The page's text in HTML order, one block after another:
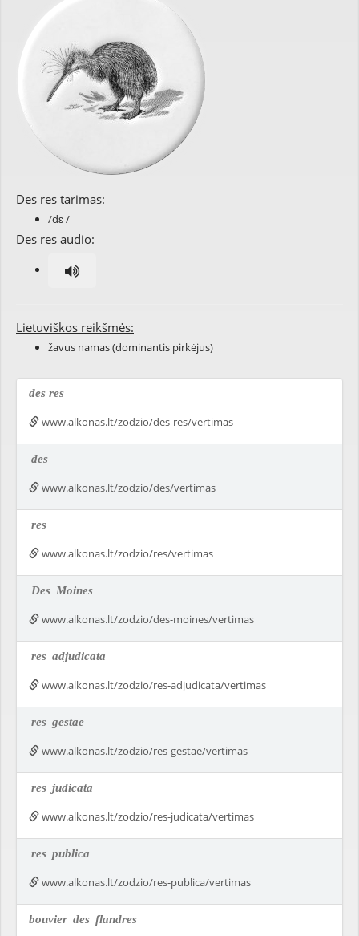
Des res tarimas:
/dɛ /
Des res audio:
Lietuviškos reikšmės:
žavus namas (dominantis pirkėjus)
des res
www.alkonas.lt/zodzio/des-res/vertimas
des
www.alkonas.lt/zodzio/des/vertimas
res
www.alkonas.lt/zodzio/res/vertimas
Des Moines
www.alkonas.lt/zodzio/des-moines/vertimas
res adjudicata
www.alkonas.lt/zodzio/res-adjudicata/vertimas
res gestae
www.alkonas.lt/zodzio/res-gestae/vertimas
res judicata
www.alkonas.lt/zodzio/res-judicata/vertimas
res publica
www.alkonas.lt/zodzio/res-publica/vertimas
bouvier des flandres